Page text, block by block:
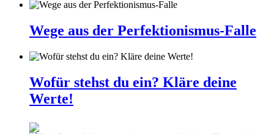
Wege aus der Perfektionismus-Falle
Wofür stehst du ein? Kläre deine
Werte!